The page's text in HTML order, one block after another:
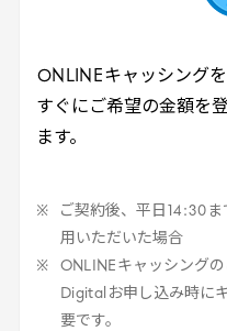
ONLINEキャッシング
すぐにご希望の金額を
ます。
ご契約後、平日 14 :30 ま
用いただいた場合
ONLINE キャッシング
Digital お申し込み時に
要です。